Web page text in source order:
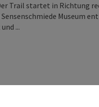
Trail startet in Richtung
Museum
...